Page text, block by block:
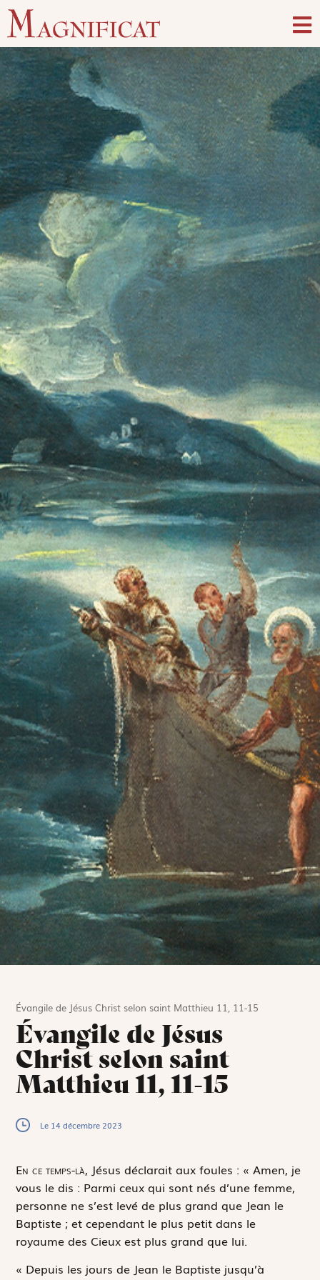
Évangile de Jésus Christ selon saint Matthieu 11, 11-15
Évangile de Jésus
Christ selon saint
Matthieu 11, 11-15
Le 14 décembre 2023
En ce temps-là, Jésus déclarait aux foules : « Amen, je
vous le dis : Parmi ceux qui sont nés d’une femme,
personne ne s’est levé de plus grand que Jean le
Baptiste ; et cependant le plus petit dans le
royaume des Cieux est plus grand que lui.
« Depuis les jours de Jean le Baptiste jusqu’à